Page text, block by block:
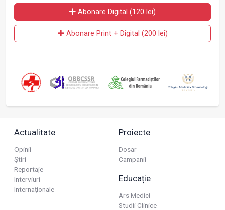
Abonare Digital (120 lei)
Abonare Print + Digital (200 lei)
Actualitate
Opinii
Știri
Reportaje
Interviuri
Internaționale
Proiecte
Dosar
Campanii
Educație
Ars Medici
Studii Clinice